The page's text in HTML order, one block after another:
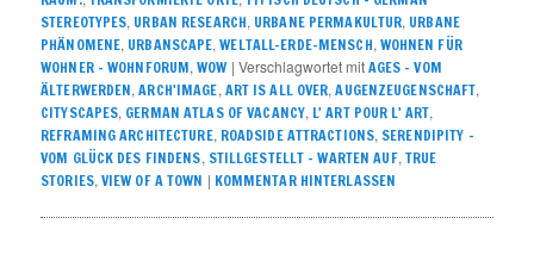
STEREOTYPES, URBAN RESEARCH, URBANE PERMAKULTUR, URBANE
PHÄNOMENE, URBANSCAPE,WELTALL-ERDE-MENSCH, WOHNEN FÜR
WOHNER – WOHNFORUM,WOW | Verschlagwortet mit AGES - VOM
ÄLTERWERDEN,ARCH'IMAGE, ART IS ALL OVER,AUGENZEUGENSCHAFT,
CITYSCAPES, GERMAN ATLAS OF VACANCY, L' ART POUR L' ART,
REFRAMING ARCHITECTURE, ROADSIDE ATTRACTIONS, SERENDIPITY –
VOM GLÜCK DES FINDENS, STILLGESTELLT – WARTEN AUF, TRUE
STORIES, VIEW OF A TOWN | KOMMENTAR HINTERLASSEN